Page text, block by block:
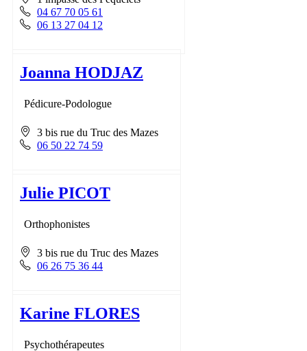
04 67 70 05 61
06 13 27 04 12
Joanna HODJAZ
Pédicure-Podologue
3 bis rue du Truc des Mazes
06 50 22 74 59
Julie PICOT
Orthophonistes
3 bis rue du Truc des Mazes
06 26 75 36 44
Karine FLORES
Psychothérapeutes